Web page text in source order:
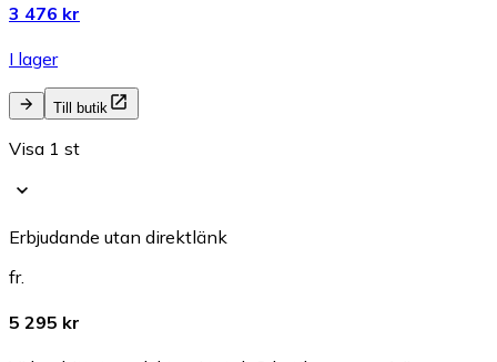
3 476 kr
I lager
Till butik
Visa 1 st
Erbjudande utan direktlänk
fr.
5 295 kr